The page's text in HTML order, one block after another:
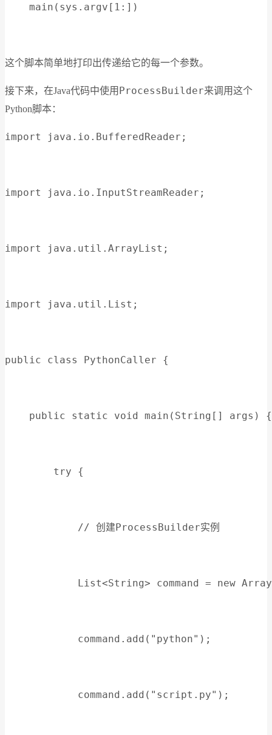
    main(sys.argv[1:])
这个脚本简单地打印出传递给它的每一个参数。
接下来，在Java代码中使用 ProcessBuilder来调用这个
Python脚本：
import java.io.BufferedReader;
import java.io.InputStreamReader;
import java.util.ArrayList;
import java.util.List;
public class PythonCaller {
    public static void main(String[] args) {
        try {
            // 创建ProcessBuilder实例
List<String> command = new
            command.add("python");
            command.add("script.py");